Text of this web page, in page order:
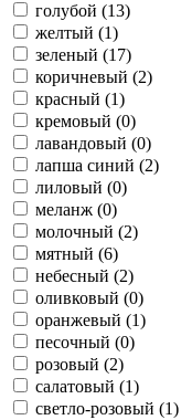
голубой (13)
желтый (1)
зеленый (17)
коричневый (2)
красный (1)
кремовый (0)
лавандовый (0)
лапша синий (2)
лиловый (0)
меланж (0)
молочный (2)
мятный (6)
небесный (2)
оливковый (0)
оранжевый (1)
песочный (0)
розовый (2)
салатовый (1)
светло-розовый (1)